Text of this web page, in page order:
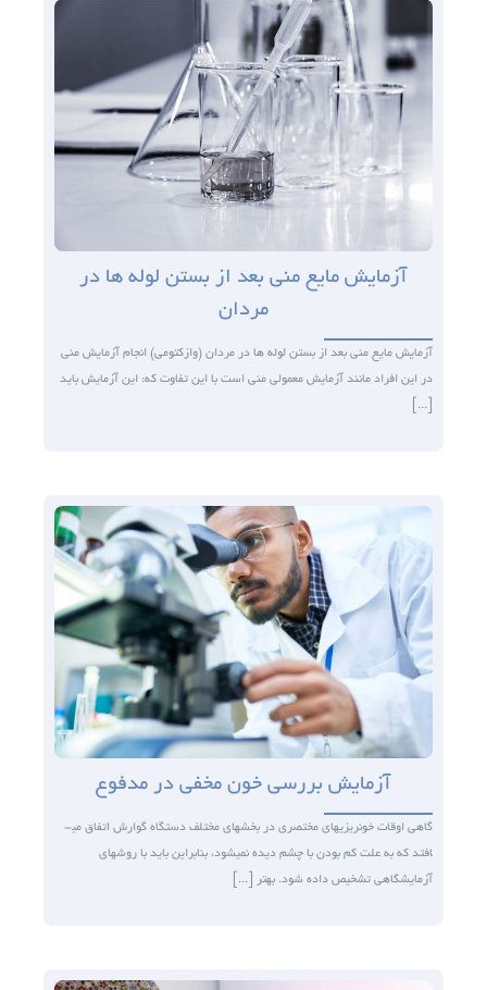
آزمایش مایع منی بعد از بستن لوله­ ها در
مردان
آزمایش مایع منی بعد از بستن لوله­ ها در مردان (وازکتومی) انجام آزمایش منی
در این افراد مانند آزمایش معمولی منی است با این تفاوت که: این آزمایش باید
[...]
آزمایش بررسی خون مخفی در مدفوع
گاهی اوقات خونریزی­های مختصری در بخش­های مختلف دستگاه گوارش اتفاق می­
افتد که به علت کم بودن با چشم دیده نمی­شود، بنابراین باید با روش­های
آزمایشگاهی تشخیص داده شود. بهتر [...]